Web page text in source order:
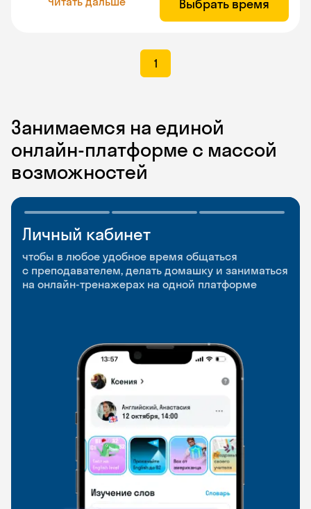
Выбрать время
1
Занимаемся на единой
онлайн-платформе с массой
возможностей
Личный кабинет
чтобы в любое удобное время общаться
с преподавателем, делать домашку и заниматься
на онлайн-тренажерах на одной платформе
Мобильное
приложение
чтобы заниматься и изучать новые слова где
и когда удобно
Разговорные клубы
и Talks
Групповые занятия для разговорной практики
и индивидуальные встречи с преподавателями